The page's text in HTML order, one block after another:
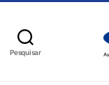
Pesquisar